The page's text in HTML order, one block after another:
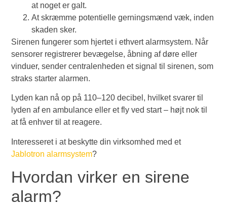
at noget er galt.
At skræmme potentielle gerningsmænd væk, inden
skaden sker.
Sirenen fungerer som hjertet i ethvert alarmsystem. Når
sensorer registrerer bevægelse, åbning af døre eller
vinduer, sender centralenheden et signal til sirenen, som
straks starter alarmen.
Lyden kan nå op på 110–120 decibel, hvilket svarer til
lyden af en ambulance eller et fly ved start – højt nok til
at få enhver til at reagere.
Interesseret i at beskytte din virksomhed med et
Jablotron alarmsystem?
Hvordan virker en sirene
alarm?